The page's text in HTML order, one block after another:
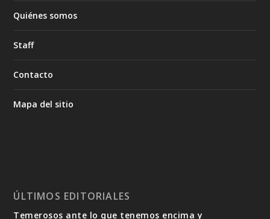
Quiénes somos
Staff
Contacto
Mapa del sitio
ÚLTIMOS EDITORIALES
Temerosos ante lo que tenemos encima y